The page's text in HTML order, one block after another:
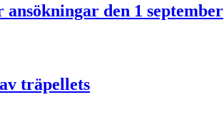
den 1 september
träpellets